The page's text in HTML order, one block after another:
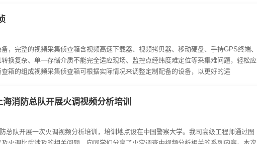
，完整的视频采集侦查箱含视频高速下载器、视频拷贝器、移动硬盘、手持GPS终端、
换复杂、单一存储介质不能完全适应现场、监控点经纬度难定位等采集难问题，轻松应
箱的组成视频采集侦查箱可根据实际情况来调整定制配备的设备，以更好的适
消防总队开展火调视频分析培训
总队开展一次火调视频分析培训，培训地点设在中国警察大学。我司高级工程师通过图